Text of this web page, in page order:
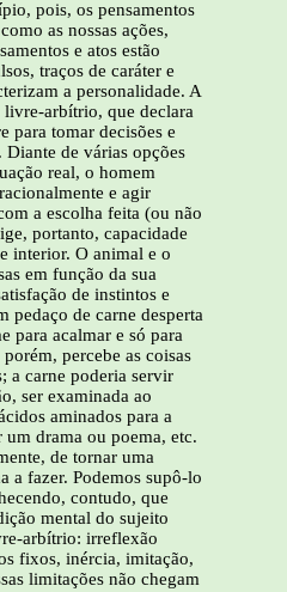
pois, os pensamentos
as nossas ações,
e atos estão
traços de caráter e
a personalidade. A
livre-arbítrio, que declara
para tomar decisões e
Diante de várias opções
real, o homem
e agir
a escolha feita (ou não
portanto, capacidade
interior. O animal e o
em função da sua
de instintos e
pedaço de carne desperta
para acalmar e só para
percebe as coisas
a carne poderia servir
ser examinada ao
aminados para a
drama ou poema, etc.
de tornar uma
a fazer. Podemos supô-lo
contudo, que
mental do sujeito
arbítrio: irreflexão
fixos, inércia, imitação,
limitações não chegam